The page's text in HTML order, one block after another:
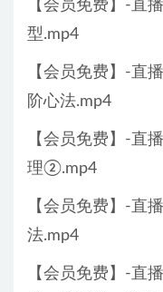
【会员免费】-直
型.mp4
【会员免费】-直
阶心法.mp4
【会员免费】-直
理②.mp4
【会员免费】-直
法.mp4
【会员免费】-直